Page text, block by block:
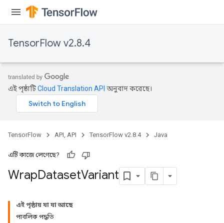
TensorFlow v2.8.4
এই পৃষ্ঠাটিCloud Translation API অনুবাদ করেছে।
TensorFlow API, API TensorFlow v2.8.4 Java
এটি কাজে লেগেছে?
WrapDatasetVariant
এই পৃষ্ঠায় যা যা আছে
পাবলিক পদ্ধতি